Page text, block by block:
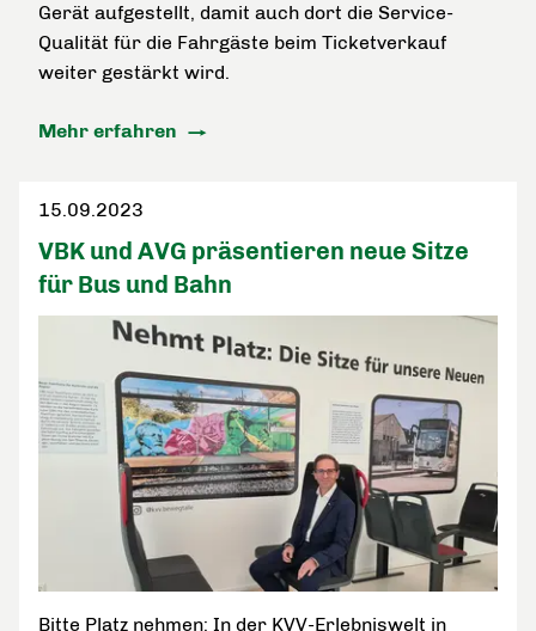
Gerät aufgestellt, damit auch dort die Service-
Qualität für die Fahrgäste beim Ticketverkauf
weiter gestärkt wird.
Mehr erfahren
15.09.2023
VBK und AVG präsentieren neue Sitze
für Bus und Bahn
Bitte Platz nehmen: In der KVV-Erlebniswelt in